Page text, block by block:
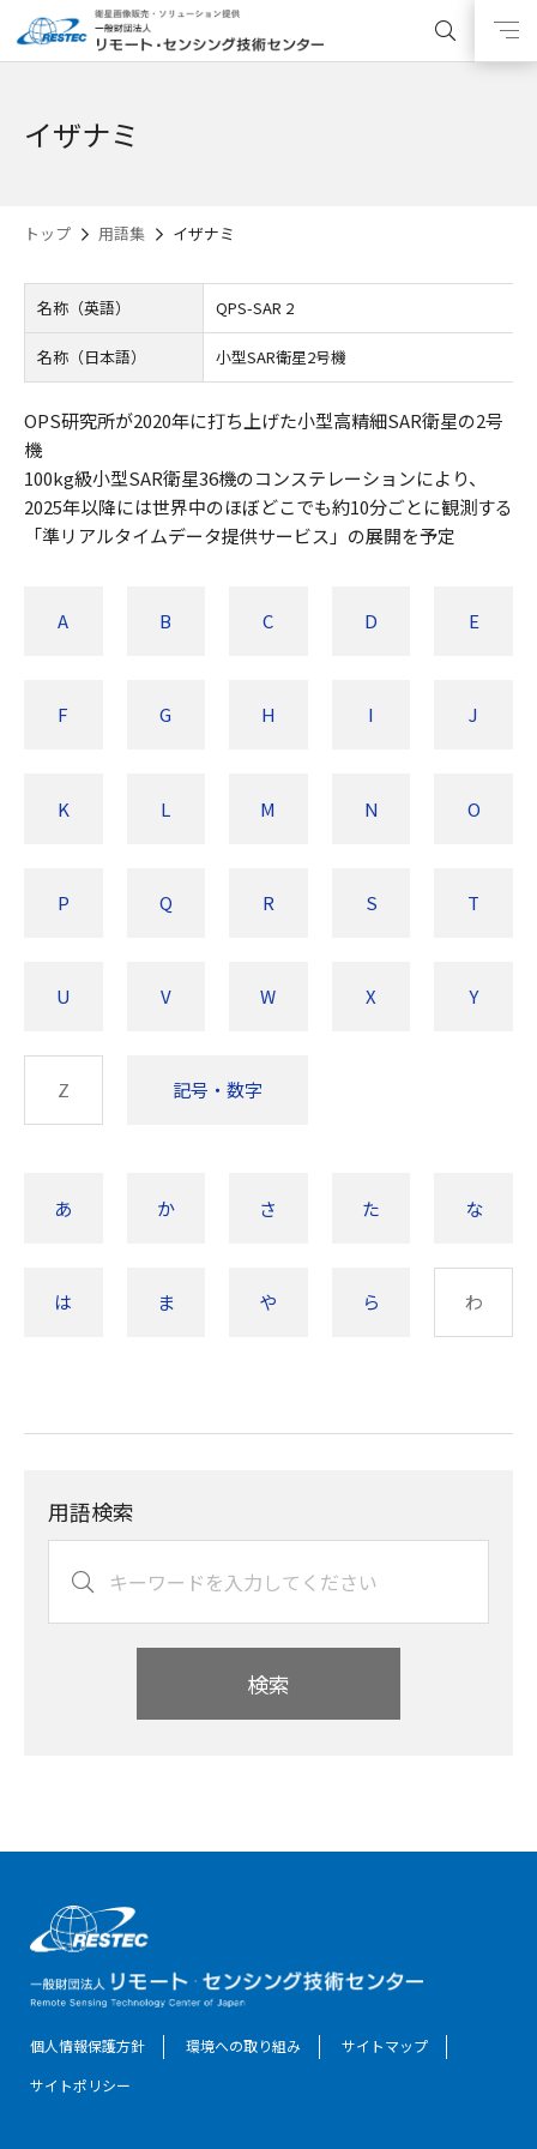
イザナミ
トップ 用語集 イザナミ
名称（英語） QPS-SAR 2
名称（日本語） 小型SAR衛星2号機
OPS研究所が2020年に打ち上げた小型高精細SAR衛星の2号
機
100kg級小型SAR衛星36機のコンステレーションにより、
2025年以降には世界中のほぼどこでも約10分ごとに観測する
「準リアルタイムデータ提供サービス」の展開を予定
A B C D E
F G H I J
K L M N O
P Q R S T
U V W X Y
Z 記号・数字
あ か さ た な
は ま や ら わ
用語検索
検索
個人情報保護方針 環境への取り組み
サイトマップ
サイトポリシー